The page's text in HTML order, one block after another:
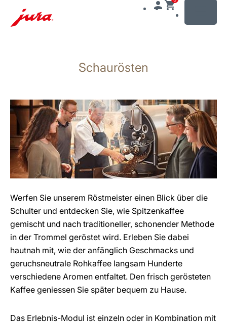
wechseln
Schaurösten
Werfen Sie unserem Röstmeister einen Blick über die
Schulter und entdecken Sie, wie Spitzenkaffee
gemischt und nach traditioneller, schonender Methode
in der Trommel geröstet wird. Erleben Sie dabei
hautnah mit, wie der anfänglich Geschmacks und
geruchsneutrale Rohkaffee langsam Hunderte
verschiedene Aromen entfaltet. Den frisch gerösteten
Kaffee geniessen Sie später bequem zu Hause.
Das Erlebnis-Modul ist einzeln oder in Kombination mit